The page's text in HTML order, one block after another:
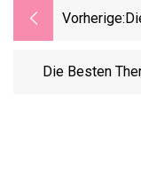
Vorherige:
Die Besten